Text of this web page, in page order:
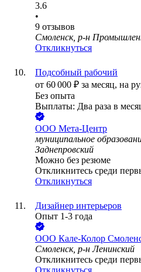
3.6
•
9 отзывов
Смоленск, р-н
Откликнуться
Подсобный рабочий
от 60 000 ₽ за месяц, на
Без опыта
Выплаты: Два раза в
ООО Мета-Центр
муниципальное
Заднепровский
Можно без резюме
Откликнитесь среди
Откликнуться
Дизайнер интерьеров
Опыт 1-3 года
ООО Кале-Колор
Смоленск, р-н Ленинский
Откликнитесь среди